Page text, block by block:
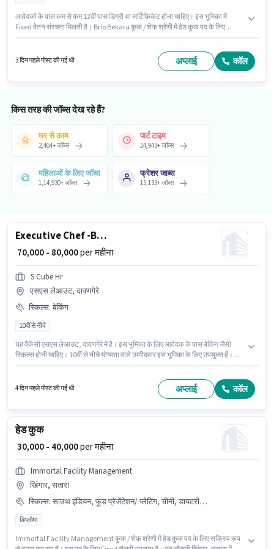
आवेदकों के पास कम से कम 12वीं पास डिग्री या सर्टिफिकेट होना चाहिए। इस भूमिका में
Fixed वेतन संरचना मिलती है। Brio Bekara कुक / शेफ़ श्रेणी में हेड कुक पद के लिए
3 दिन पहले पोस्ट की गई थी अप्लाई कॉल
किस तरह की जॉब्स देख रहे हैं?
घर से काम
2,464+जॉब्स
पार्ट टाइम
24,943+जॉब्स
महिलाओं के लिए जॉब्स
1,14,930+जॉब्स
फ्रेशर जाब्स
15,133+जॉब्स
Executive Chef -Bakery
₹ 70,000 - 80,000per महीना
S Cube Hr
एसएस लेआउट, दावणगेरे
स्किल्स: बेकिंग
10वीं से नीचे
यह वैकेंसी एसएस लेआउट, दावणगेरे में है। इस भूमिका के लिए आवेदक के पास बेकिंग जैसी
स्किल्स होनी चाहिए। 10वीं से नीचे योग्यता वाले उम्मीदवार इस भूमिका के लिए उपयुक्त हैं।
सैलरी उपलब्ध है।
4 दिन पहले पोस्ट की गई थी अप्लाई कॉल
हेड कुक
₹ 30,000 - 40,000per महीना
Immortal Facility Management
खिंगार, सतारा
स्किल्स: साउथ इंडियन, फूड प्रेजेंटेशन/ प्लेटिंग, चीनी, डायटरी/ न्यूट्रीशनल नॉलेज, तंदूर, फूड हाईजीन/ सेफ्टी, कॉन्टिनेंटल
डिप्लोमा
Immortal Facility Management कुक / शेफ़ श्रेणी में हेड कुक पद के लिए सक्रिय रूप